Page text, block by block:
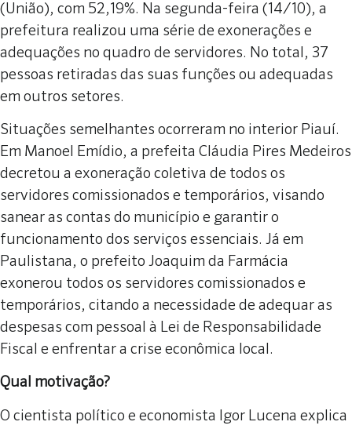
(União), com 52,19%. Na segunda-feira (14/10), a
prefeitura realizou uma série de exonerações e
adequações no quadro de servidores. No total, 37
pessoas retiradas das suas funções ou adequadas
em outros setores.
Situações semelhantes ocorreram no interior Piauí.
Em Manoel Emídio, a prefeita Cláudia Pires Medeiros
decretou a exoneração coletiva de todos os
servidores comissionados e temporários, visando
sanear as contas do município e garantir o
funcionamento dos serviços essenciais. Já em
Paulistana, o prefeito Joaquim da Farmácia
exonerou todos os servidores comissionados e
temporários, citando a necessidade de adequar as
despesas com pessoal à Lei de Responsabilidade
Fiscal e enfrentar a crise econômica local.
Qual motivação?
O cientista político e economista Igor Lucena explica